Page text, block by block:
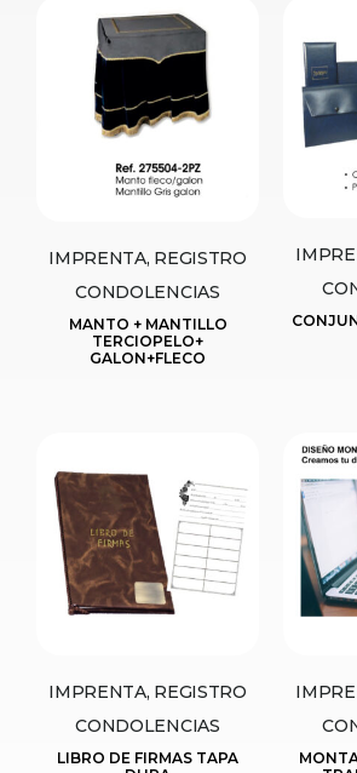
IMPRENTA, REGISTRO
CONDOLENCIAS
MANTO + MANTILLO
TERCIOPELO+
GALON+FLECO
IMPRENTA, REGISTRO
CONDOLENCIAS
LIBRO DE FIRMAS TAPA